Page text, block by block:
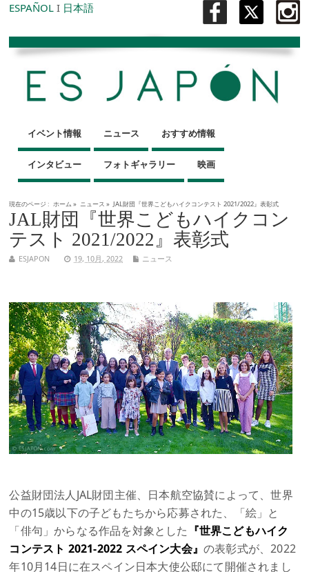
ESPAÑOL I 日本語
イベント情報 ニュース おすすめ情報
インタビュー フォトギャラリー 映画
現在のページ : ホーム » ニュース » JAL財団『世界こどもハイクコンテスト 2021/2022』表彰式
JAL財団『世界こどもハイクコン
テスト 2021/2022』表彰式
ESJAPON 19, 10月, 2022 ニュース
公益財団法人JAL財団主催、日本航空協賛によって、世界
中の15歳以下の子どもたちから応募された、「絵」と
「俳句」からなる作品を対象とした 『世界こどもハイク
コンテスト 2021-2022 スペイン大会』の表彰式が、2022
年10月14日に在スペイン日本大使公邸にて開催されまし